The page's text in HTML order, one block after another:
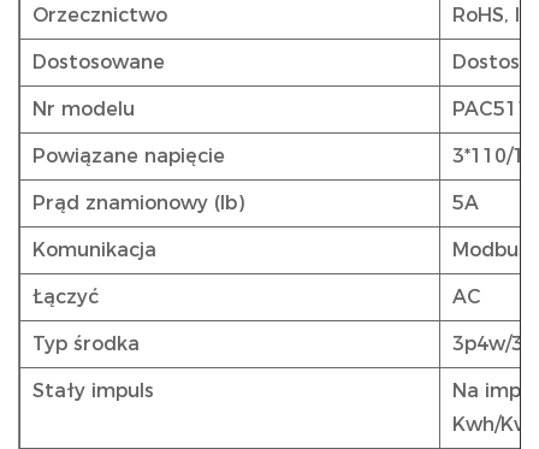
Orzecznictwo RoHS,
Dostosowane
Nr modelu
Powiązane napięcie 3*110/
Prąd znamionowy (Ib) 5A
Komunikacja Modbus
Łączyć AC
Typ środka 3p4w/
Stały impuls
Na
Kwh/